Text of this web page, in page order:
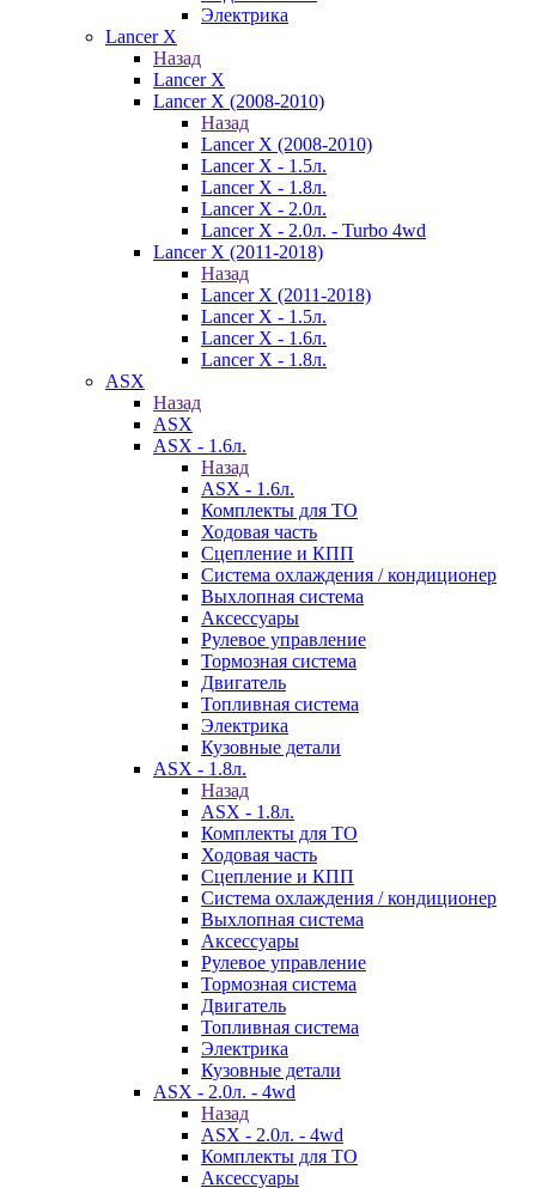
Электрика
Lancer X
Назад
Lancer X
Lancer X (2008-2010)
Назад
Lancer X (2008-2010)
Lancer X - 1.5л.
Lancer X - 1.8л.
Lancer X - 2.0л.
Lancer X - 2.0л. - Turbo 4wd
Lancer X (2011-2018)
Назад
Lancer X (2011-2018)
Lancer X - 1.5л.
Lancer X - 1.6л.
Lancer X - 1.8л.
ASX
Назад
ASX
ASX - 1.6л.
Назад
ASX - 1.6л.
Комплекты для ТО
Ходовая часть
Сцепление и КПП
Система охлаждения / кондиционер
Выхлопная система
Аксессуары
Рулевое управление
Тормозная система
Двигатель
Топливная система
Электрика
Кузовные детали
ASX - 1.8л.
Назад
ASX - 1.8л.
Комплекты для ТО
Ходовая часть
Сцепление и КПП
Система охлаждения / кондиционер
Выхлопная система
Аксессуары
Рулевое управление
Тормозная система
Двигатель
Топливная система
Электрика
Кузовные детали
ASX - 2.0л. - 4wd
Назад
ASX - 2.0л. - 4wd
Комплекты для ТО
Аксессуары